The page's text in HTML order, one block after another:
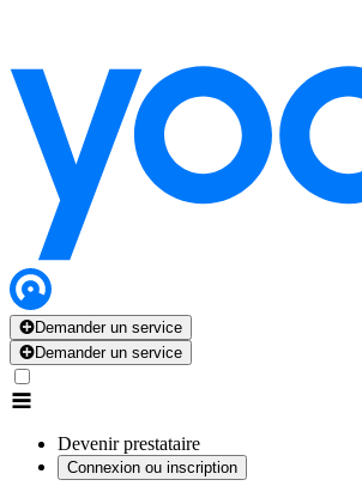
Demander un service
Demander un service
Devenir prestataire
Connexion ou inscription